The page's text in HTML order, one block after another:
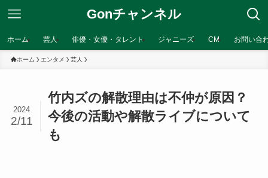
Gonチャンネル
ホーム 芸人 俳優・女優・タレント ジャニーズ CM お問い合
ホーム エンタメ 芸人
竹内ズの解散理由は不仲が原因？
今後の活動や解散ライブについて
も
2024
2/11